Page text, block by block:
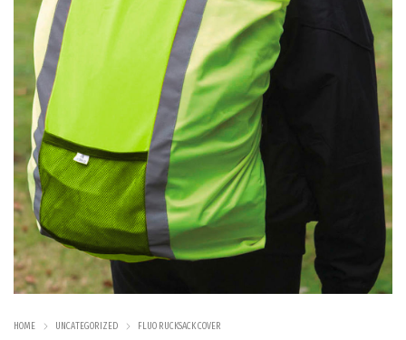
HOME UNCATEGORIZED FLUO RUCKSACK COVER